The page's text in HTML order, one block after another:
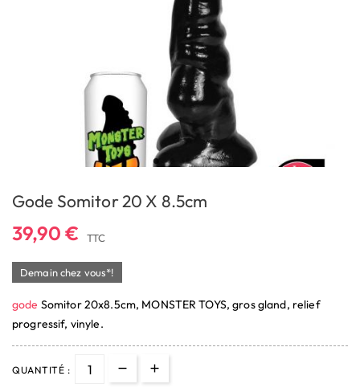
Gode Somitor 20 X 8.5cm
39,90 € TTC
Demain chez vous*!
gode Somitor 20x8.5cm, MONSTER TOYS, gros gland, relief
progressif, vinyle.
QUANTITÉ :